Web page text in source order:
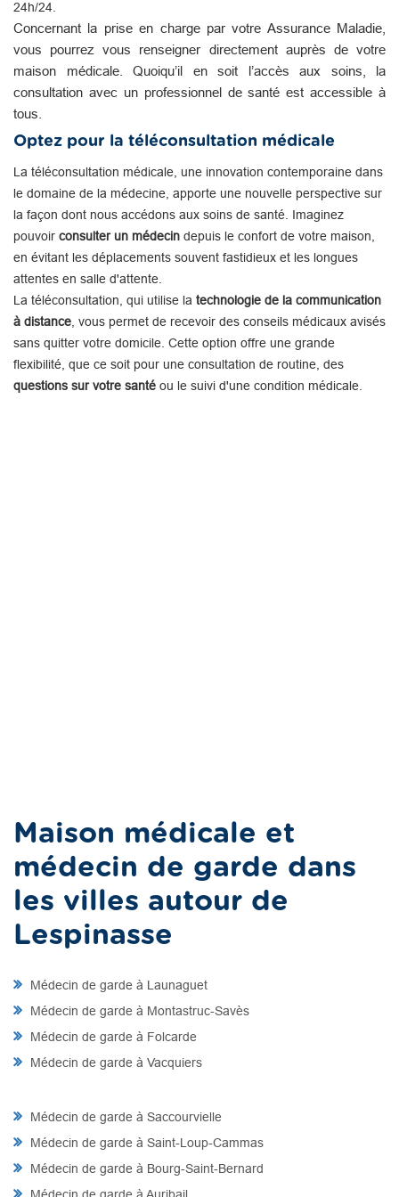
24h/24.
Concernant la prise en charge par votre Assurance Maladie,
vous pourrez vous renseigner directement auprès de votre
maison médicale. Quoiqu’il en soit l’accès aux soins, la
consultation avec un professionnel de santé est accessible à
tous.
Optez pour la téléconsultation médicale
La téléconsultation médicale, une innovation contemporaine dans
le domaine de la médecine, apporte une nouvelle perspective sur
la façon dont nous accédons aux soins de santé. Imaginez
pouvoir consulter un médecin depuis le confort de votre maison,
en évitant les déplacements souvent fastidieux et les longues
attentes en salle d'attente.
La téléconsultation, qui utilise la technologie de la communication
à distance , vous permet de recevoir des conseils médicaux avisés
sans quitter votre domicile. Cette option offre une grande
flexibilité, que ce soit pour une consultation de routine, des
questions sur votre santé ou le suivi d'une condition médicale.
Maison médicale et
médecin de garde dans
les villes autour de
Lespinasse
Médecin de garde à Launaguet
Médecin de garde à Montastruc-Savès
Médecin de garde à Folcarde
Médecin de garde à Vacquiers
Médecin de garde à Saccourvielle
Médecin de garde à Saint-Loup-Cammas
Médecin de garde à Bourg-Saint-Bernard